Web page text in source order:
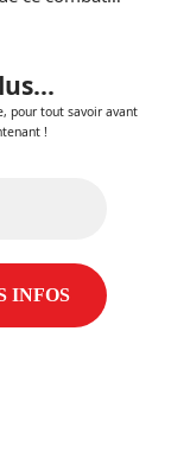
pour tout savoir avant
!